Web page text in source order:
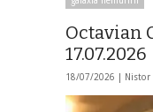
Octavian
17.07.2026
18/07/2026 | Nistor